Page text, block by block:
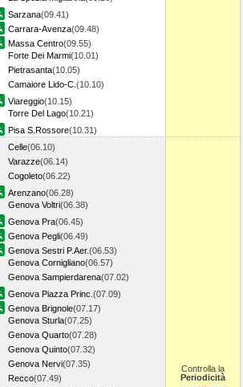
Sarzana(09.41)
Carrara-Avenza(09.48)
Massa Centro(09.55)
Forte Dei Marmi(10.01)
Pietrasanta(10.05)
Camaiore Lido-C. (10.10)
Viareggio(10.15)
Torre Del Lago(10.21)
Pisa S.Rossore(10.31)
Celle(06.10)
Varazze(06.14)
Cogoleto(06.22)
Arenzano(06.28)
Genova Voltri(06.38)
Genova Pra(06.45)
Genova Pegli(06.49)
Genova Sestri P.Aer.(06.53)
Genova Cornigliano(06.57)
Genova Sampierdarena(07.02)
Genova Piazza Princ. (07.09)
Genova Brignole(07.17)
Genova Sturla(07.25)
Genova Quarto(07.28)
Genova Quinto(07.32)
Genova Nervi(07.35)
Recco(07.49)
Controlla la
Periodicità